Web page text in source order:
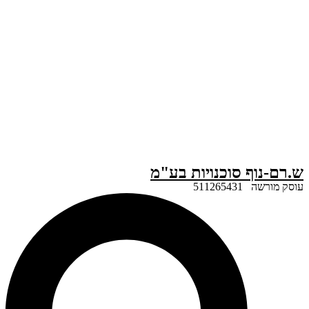
סוכנויות בע"מ